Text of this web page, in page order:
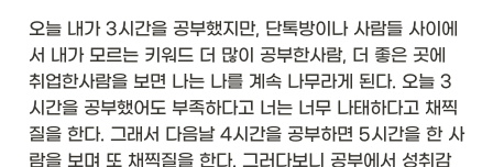
ex
t{
In
st
a
nt
::
오늘 내가 3시간을 공부했지만, 단톡방이나 사람들 사이에
서 내가 모르는 키워드 더 많이 공부한사람, 더 좋은 곳에
취업한사람을 보면 나는 나를 계속 나무라게 된다. 오늘 3
시간을 공부했어도 부족하다고 너는 너무 나태하다고 채찍
질을 한다. 그래서 다음날 4시간을 공부하면 5시간을 한 사
람을 보며 또 채찍질을 한다. 그러다보니 공부에서 성취감